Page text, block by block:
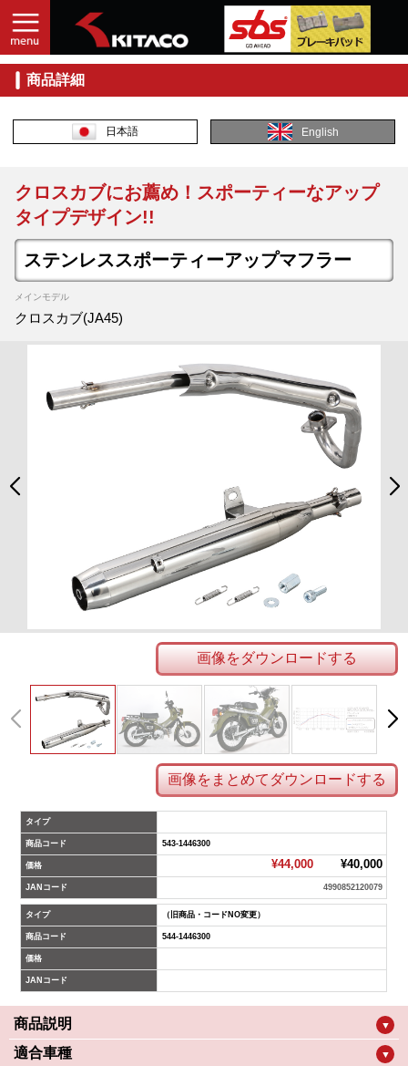
商品詳細
日本語 English
クロスカブにお薦め！スポーティーなアップ
タイプデザイン!!
ステンレススポーティーアップマフラー
メインモデル
クロスカブ(JA45)
画像をダウンロードする
画像をまとめてダウンロードする
タイプ
商品コード 543-1446300
価格 ¥44,000¥40,000
JANコード 4990852120079
タイプ （旧商品・コードNO変更）
商品コード 544-1446300
価格
JANコード
商品説明 ▼
適合車種 ▼